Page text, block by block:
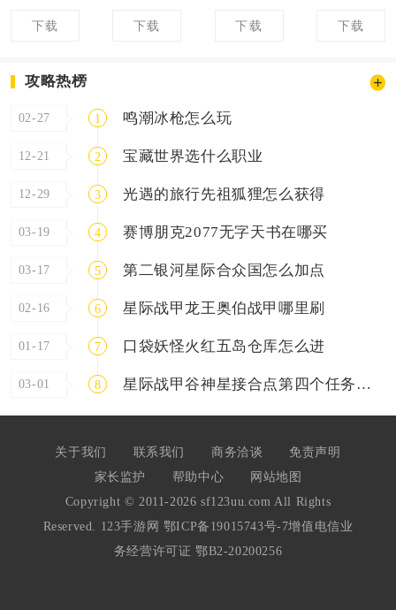
下载 下载 下载 下载
攻略热榜
02-27 1 鸣潮冰枪怎么玩
12-21 2 宝藏世界选什么职业
12-29 3 光遇的旅行先祖狐狸怎么获得
03-19 4 赛博朋克2077无字天书在哪买
03-17 5 第二银河星际合众国怎么加点
02-16 6 星际战甲龙王奥伯战甲哪里刷
01-17 7 口袋妖怪火红五岛仓库怎么进
03-01 8 星际战甲谷神星接合点第四个任务怎么玩
关于我们 联系我们 商务洽谈
免责声明
家长监护
帮助中心
网站地图
Copyright © 2011-2026 sf123uu.com All Rights
Reserved. 123手游网 鄂ICP备19015743号-7增值电信业
务经营许可证 鄂B2-20200256